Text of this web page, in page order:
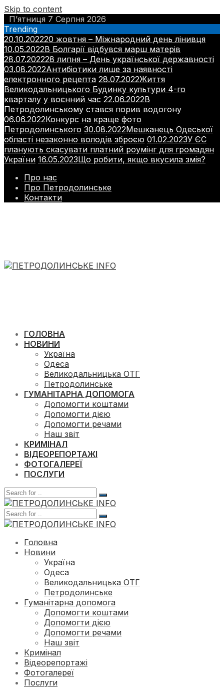
Skip to content
П’ятниця 7 Серпня 2026
Trending
20.10.202220 жовтня – Міжнародний день лінивця
10.05.2022В Болгарії відбувся марш матерів
28.07.202228 липня – День української державності
03.08.2022Антибіотики лише за наявності
електронного рецепта 28.07.2022Життя
Великодальницького Будинку культури 4-го
кварталу у воєнний час 22.06.2022В
Петродолинському стався порив водогону
06.06.2022Конкурс на краще фото
Петродолинського 30.08.2022Мешканець Одеської
області незаконно володів зброєю 01.02.2023У ЄС
планують скасувати платний роумінг для громадян
України 16.05.2023Що робити, якщо вкусила змія?
Про нас
Про Петродолинське
Контакти
ГОЛОВНА
НОВИНИ
Україна
Одеса
Великодальницька ОТГ
Петродолинське
ГУМАНІТАРНА ДОПОМОГА
Допомогти коштами
Допомогти дією
Допомогти речами
Наш звіт
КРИМІНАЛ
ВІДЕОРЕПОРТАЖІ
ФОТОГАЛЕРЕЇ
ПОСЛУГИ
Головна
Новини
Україна
Одеса
Великодальницька ОТГ
Петродолинське
Гуманітарна допомога
Допомогти коштами
Допомогти дією
Допомогти речами
Наш звіт
Кримінал
Відеорепортажі
Фотогалереї
Послуги